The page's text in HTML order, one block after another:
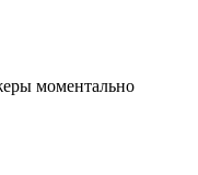
моментально